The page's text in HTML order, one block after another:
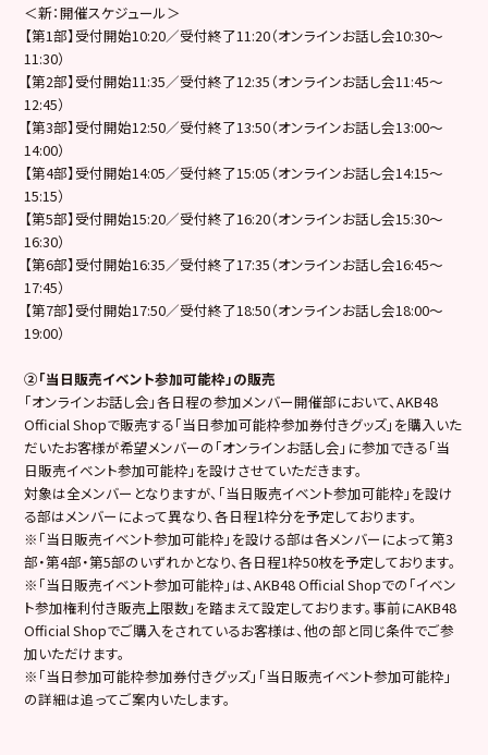
＜新：開催スケジュール＞
【第1部】受付開始10:20／受付終了11:20（オンラインお話し会10:30～
11:30）
【第2部】受付開始11:35／受付終了12:35（オンラインお話し会11:45～
12:45）
【第3部】受付開始12:50／受付終了13:50（オンラインお話し会13:00～
14:00）
【第4部】受付開始14:05／受付終了15:05（オンラインお話し会14:15～
15:15）
【第5部】受付開始15:20／受付終了16:20（オンラインお話し会15:30～
16:30）
【第6部】受付開始16:35／受付終了17:35（オンラインお話し会16:45～
17:45）
【第7部】受付開始17:50／受付終了18:50（オンラインお話し会18:00～
19:00）
②「当日販売イベント参加可能枠」の販売
「オンラインお話し会」各日程の参加メンバー開催部において、AKB48
Official Shopで販売する「当日参加可能枠参加券付きグッズ」を購入いた
だいたお客様が希望メンバーの「オンラインお話し会」に参加できる「当
日販売イベント参加可能枠」を設けさせていただきます。
対象は全メンバーとなりますが、「当日販売イベント参加可能枠」を設け
る部はメンバーによって異なり、各日程1枠分を予定しております。
※「当日販売イベント参加可能枠」を設ける部は各メンバーによって第3
部・第4部・第5部のいずれかとなり、各日程1枠50枚を予定しております。
※「当日販売イベント参加可能枠」は、AKB48 Official Shopでの「イベン
ト参加権利付き販売上限数」を踏まえて設定しております。事前にAKB48
Official Shopでご購入をされているお客様は、他の部と同じ条件でご参
加いただけます。
※「当日参加可能枠参加券付きグッズ」「当日販売イベント参加可能枠」
の詳細は追ってご案内いたします。